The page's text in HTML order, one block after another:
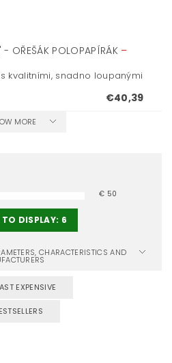
- OŘEŠÁK POLOPAPÍRÁK –
kvalitními, snadno loupanými
€40,39
MORE
€ 50
DISPLAY: 6
CHARACTERISTICS AND
EXPENSIVE